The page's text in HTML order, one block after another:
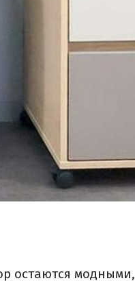
остаются модными,